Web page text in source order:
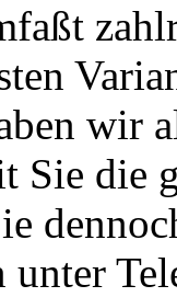
wir
Sie die
unter